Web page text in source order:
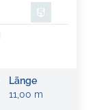
Länge
11,00 m